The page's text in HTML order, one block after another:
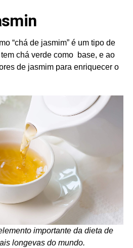
“chá de jasmim” é um tipo de
chá verde como base, e ao
de jasmim para enriquecer o
importante da dieta de
longevas do mundo.